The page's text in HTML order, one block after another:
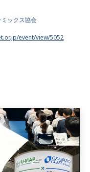
ックス協会
event/view/5052